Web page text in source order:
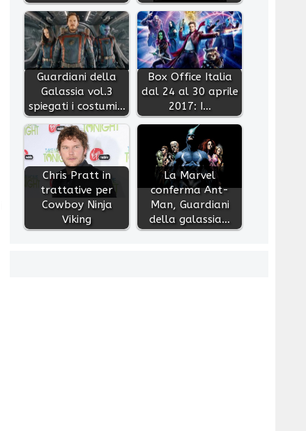
Guardiani della
Galassia vol.3
spiegati i costumi…
Box Office Italia
dal 24 al 30 aprile
2017: I…
Chris Pratt in
trattative per
Cowboy Ninja
Viking
La Marvel
conferma Ant-
Man, Guardiani
della galassia…